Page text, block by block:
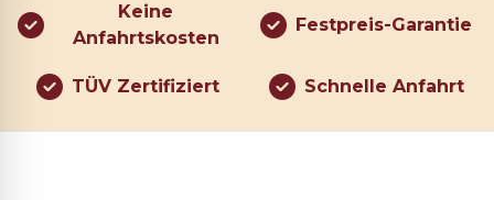
Keine
Anfahrtskosten
Festpreis-Garantie
TÜV Zertifiziert Schnelle Anfahrt